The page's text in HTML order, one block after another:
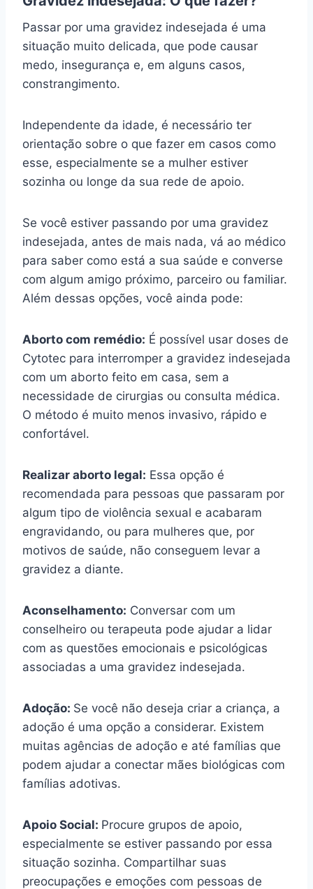
Passar por uma gravidez indesejada é uma
situação muito delicada, que pode causar
medo, insegurança e, em alguns casos,
constrangimento.
Independente da idade, é necessário ter
orientação sobre o que fazer em casos como
esse, especialmente se a mulher estiver
sozinha ou longe da sua rede de apoio.
Se você estiver passando por uma gravidez
indesejada, antes de mais nada, vá ao médico
para saber como está a sua saúde e converse
com algum amigo próximo, parceiro ou familiar.
Além dessas opções, você ainda pode:
Aborto com remédio: É possível usar doses de
Cytotec para interromper a gravidez indesejada
com um aborto feito em casa, sem a
necessidade de cirurgias ou consulta médica.
O método é muito menos invasivo, rápido e
confortável.
Realizar aborto legal: Essa opção é
recomendada para pessoas que passaram por
algum tipo de violência sexual e acabaram
engravidando, ou para mulheres que, por
motivos de saúde, não conseguem levar a
gravidez a diante.
Aconselhamento: Conversar com um
conselheiro ou terapeuta pode ajudar a lidar
com as questões emocionais e psicológicas
associadas a uma gravidez indesejada.
Adoção: Se você não deseja criar a criança, a
adoção é uma opção a considerar. Existem
muitas agências de adoção e até famílias que
podem ajudar a conectar mães biológicas com
famílias adotivas.
Apoio Social: Procure grupos de apoio,
especialmente se estiver passando por essa
situação sozinha. Compartilhar suas
preocupações e emoções com pessoas de